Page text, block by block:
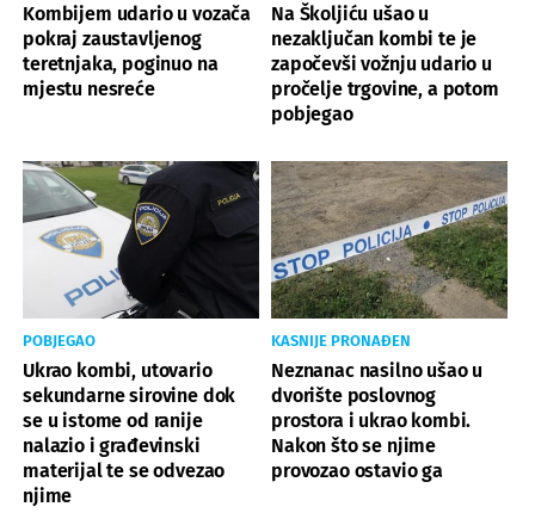
Kombijem udario u vozača
pokraj zaustavljenog
teretnjaka, poginuo na
mjestu nesreće
Na Školjiću ušao u
nezaključan kombi te je
započevši vožnju udario u
pročelje trgovine, a potom
pobjegao
POBJEGAO
Ukrao kombi, utovario
sekundarne sirovine dok
se u istome od ranije
nalazio i građevinski
materijal te se odvezao
njime
KASNIJE PRONAĐEN
Neznanac nasilno ušao u
dvorište poslovnog
prostora i ukrao kombi.
Nakon što se njime
provozao ostavio ga